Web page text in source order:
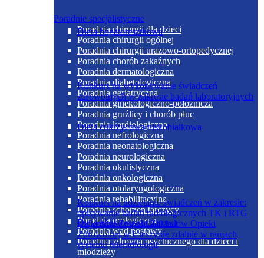
Poradnie specjalistyczne
Poradnia chirurgii dla dzieci
Poradnia chirurgii ogólnej
Poradnia chirurgii urazowo-ortopedycznej
Poradnia chorób zakaźnych
Poradnia dermatologiczna
Poradnia diabetologiczna
Poradnia geriatryczna
Poradnia ginekologiczno-położnicza
Poradnia gruźlicy i chorób płuc
Poradnia kardiologiczna
Poradnia nefrologiczna
Poradnia neonatologiczna
Poradnia neurologiczna
Poradnia okulistyczna
Poradnia onkologiczna
Poradnia otolaryngologiczna
Poradnia rehabilitacyjna
Poradnia schorzeń tarczycy
Poradnia urologiczna
Poradnia wad postawy
Poradnia zdrowia psychicznego dla dzieci i
młodzieży
Dieta bogatoresztkowa
Dieta cukrzycowa niskobiałkowa
Dieta kleikowo-sucharowa
Konkurs na wykonywanie świadczeń
zdrowotnych w zakresie badań laboratoryjnych
Konkurs na udzielanie świadczeń w zakresie:
opisywanie badań radiologicznych TK i RTG
pacjentów Zespołu Zakładów Opieki
Zdrowotnej w Cieszynie zdalnie w ramach
systemu teleradiologii